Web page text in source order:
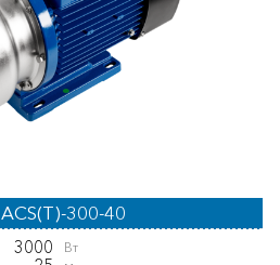
ACS(T)-300-40
3000 Вт